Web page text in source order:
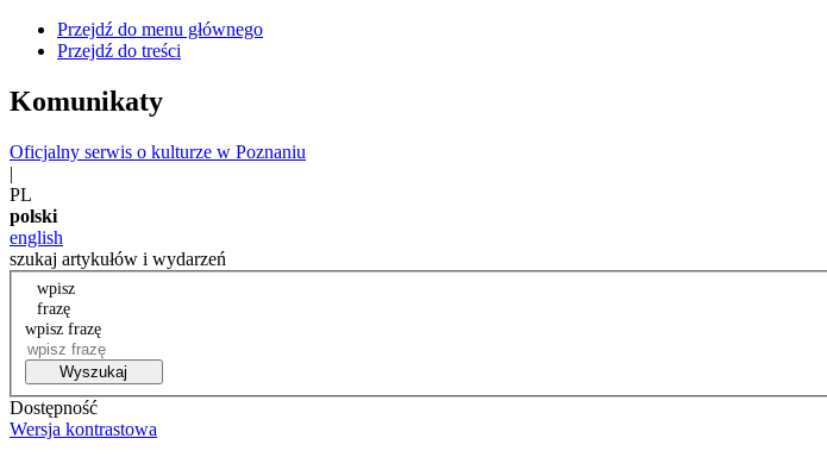
Przejdź do menu głównego
Przejdź do treści
Komunikaty
Oficjalny serwis o kulturze w Poznaniu
|
PL
polski
english
szukaj artykułów i wydarzeń
wpisz
frazę
wpisz frazę
Wyszukaj
Dostępność
Wersja kontrastowa